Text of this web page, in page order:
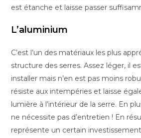
est étanche et laisse passer
L’aluminium
C’est l’un des matériaux les plus
structure des serres. Assez léger, il
installer mais n’en est pas moins
résiste aux intempéries et laisse
lumière à l’intérieur de la serre. En
ne nécessite pas d’entretien ! En
représente un certain